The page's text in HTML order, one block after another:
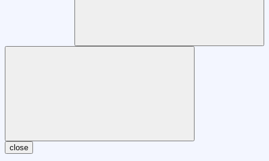
close